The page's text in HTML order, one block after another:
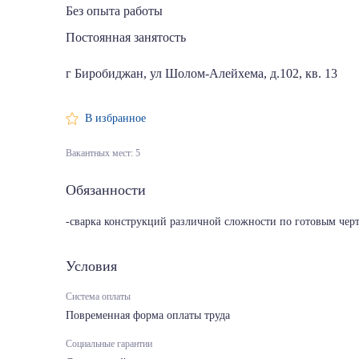
Без опыта работы
Постоянная занятость
г Биробиджан, ул Шолом-Алейхема, д.102, кв. 13
В избранное
Вакантных мест: 5
Обязанности
-сварка конструкций различной сложности по готовым
Условия
Система оплаты
Повременная форма оплаты труда
Социальные гарантии